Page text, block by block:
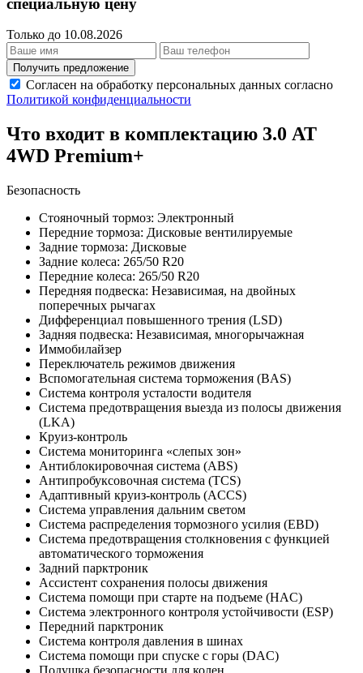
Только до 10.08.2026
Получить предложение
Согласен на обработку персональных данных согласно
Политикой конфиденциальности
Что входит в комплектацию 3.0 AT
4WD Premium+
Безопасность
Стояночный тормоз: Электронный
Передние тормоза: Дисковые вентилируемые
Задние тормоза: Дисковые
Задние колеса: 265/50 R20
Передние колеса: 265/50 R20
Передняя подвеска: Независимая, на двойных
поперечных рычагах
Дифференциал повышенного трения (LSD)
Задняя подвеска: Независимая, многорычажная
Иммобилайзер
Переключатель режимов движения
Вспомогательная система торможения (BAS)
Система контроля усталости водителя
Система предотвращения выезда из полосы движения
(LKA)
Круиз-контроль
Система мониторинга «слепых зон»
Антиблокировочная система (ABS)
Антипробуксовочная система (TCS)
Адаптивный круиз-контроль (ACCS)
Система управления дальним светом
Система распределения тормозного усилия (EBD)
Система предотвращения столкновения с функцией
автоматического торможения
Задний парктроник
Ассистент сохранения полосы движения
Система помощи при старте на подъеме (HAC)
Система электронного контроля устойчивости (ESP)
Передний парктроник
Система контроля давления в шинах
Система помощи при спуске с горы (DAC)